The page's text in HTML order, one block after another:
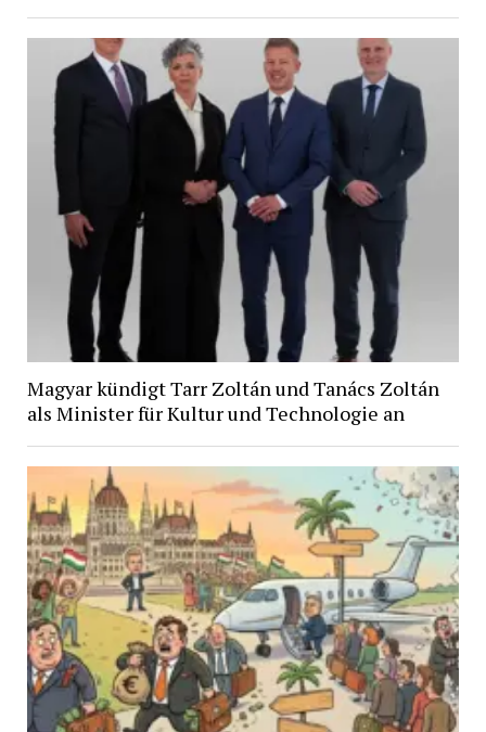
Magyar kündigt Tarr Zoltán und Tanács Zoltán
als Minister für Kultur und Technologie an